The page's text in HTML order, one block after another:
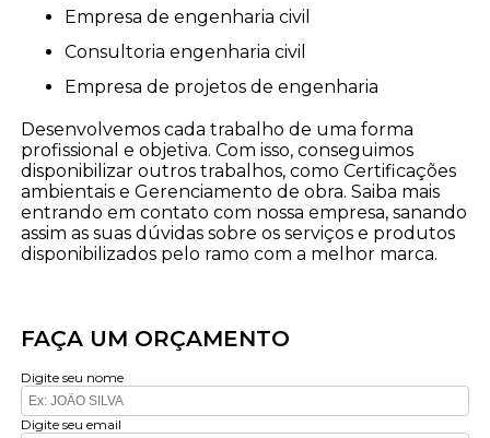
empresa de engenharia civil
consultoria engenharia civil
empresa de projetos de engenharia
Desenvolvemos cada trabalho de uma forma
profissional e objetiva. Com isso, conseguimos
disponibilizar outros trabalhos, como Certificações
ambientais e Gerenciamento de obra. Saiba mais
entrando em contato com nossa empresa, sanando
assim as suas dúvidas sobre os serviços e produtos
disponibilizados pelo ramo com a melhor marca.
FAÇA UM ORÇAMENTO
Digite seu nome
Digite seu email